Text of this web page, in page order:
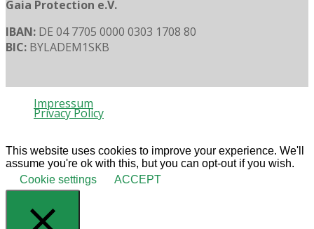
Gaia Protection e.V.
IBAN: DE 04 7705 0000 0303 1708 80
BIC: BYLADEM1SKB
Impressum
Privacy Policy
This website uses cookies to improve your experience. We'll
assume you're ok with this, but you can opt-out if you wish.
Cookie settings
ACCEPT